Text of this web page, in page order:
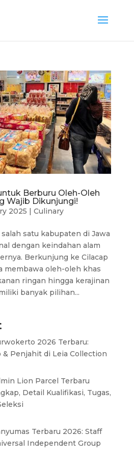
Berburu Oleh-Oleh
Wajib Dikunjungi!
2025 | Culinary
satu kabupaten di Jawa
dengan keindahan alam
Berkunjung ke Cilacap
membawa oleh-oleh khas
ringan hingga kerajinan
banyak pilihan...
2026 Terbaru:
Penjahit di Leia Collection
Lion Parcel Terbaru
Detail Kualifikasi, Tugas,
Terbaru 2026: Staff
Independent Group